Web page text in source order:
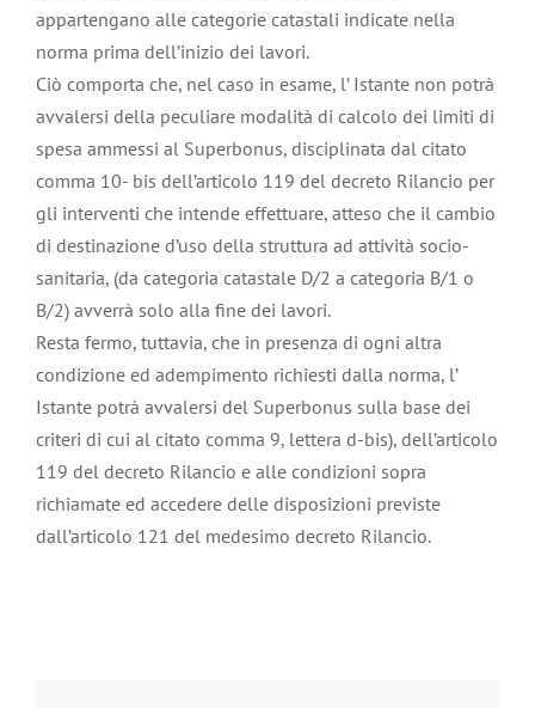
appartengano alle categorie catastali indicate nella
norma prima dell’inizio dei lavori.
Ciò comporta che, nel caso in esame, l’ Istante non potrà
avvalersi della peculiare modalità di calcolo dei limiti di
spesa ammessi al Superbonus, disciplinata dal citato
comma 10- bis dell’articolo 119 del decreto Rilancio per
gli interventi che intende effettuare, atteso che il cambio
di destinazione d’uso della struttura ad attività socio-
sanitaria, (da categoria catastale D/2 a categoria B/1 o
B/2) avverrà solo alla fine dei lavori.
Resta fermo, tuttavia, che in presenza di ogni altra
condizione ed adempimento richiesti dalla norma, l’
Istante potrà avvalersi del Superbonus sulla base dei
criteri di cui al citato comma 9, lettera d-bis), dell’articolo
119 del decreto Rilancio e alle condizioni sopra
richiamate ed accedere delle disposizioni previste
dall’articolo 121 del medesimo decreto Rilancio.